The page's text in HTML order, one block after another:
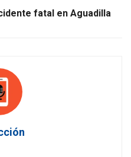
fatal en Aguadilla